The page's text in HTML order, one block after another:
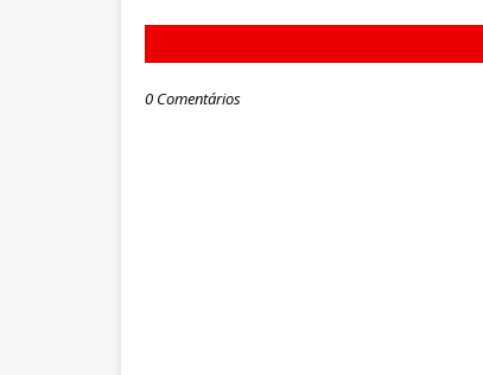
0 Comentários